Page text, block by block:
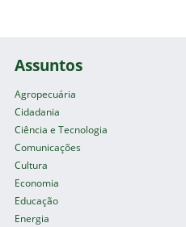
Assuntos
Agropecuária
Cidadania
Ciência e Tecnologia
Comunicações
Cultura
Economia
Educação
Energia